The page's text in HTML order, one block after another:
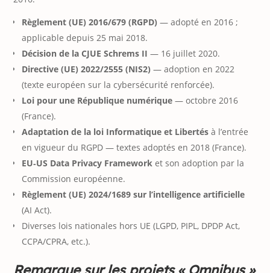
Règlement (UE) 2016/679 (RGPD) — adopté en 2016 ;
applicable depuis 25 mai 2018.
Décision de la CJUE Schrems II — 16 juillet 2020.
Directive (UE) 2022/2555 (NIS2) — adoption en 2022
(texte européen sur la cybersécurité renforcée).
Loi pour une République numérique — octobre 2016
(France).
Adaptation de la loi Informatique et Libertés à l’entrée
en vigueur du RGPD — textes adoptés en 2018 (France).
EU‑US Data Privacy Framework et son adoption par la
Commission européenne.
Règlement (UE) 2024/1689 sur l’intelligence artificielle
(AI Act).
Diverses lois nationales hors UE (LGPD, PIPL, DPDP Act,
CCPA/CPRA, etc.).